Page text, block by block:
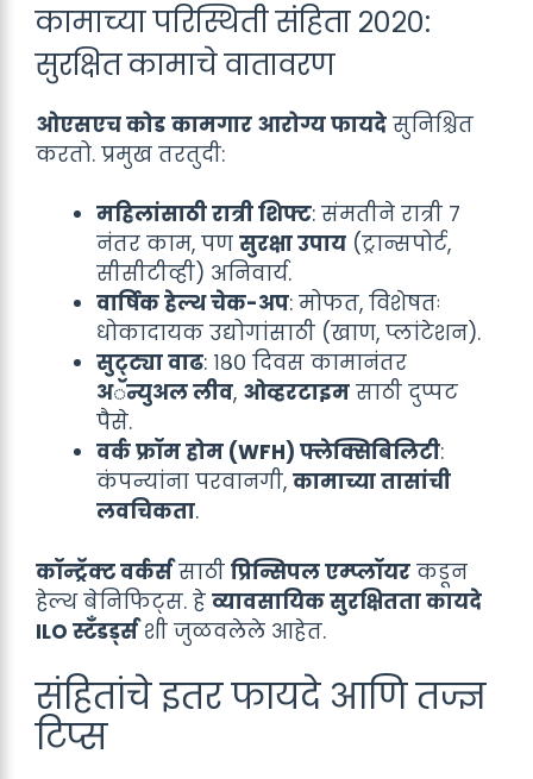
कामाच्या परिस्थिती संहिता २०२०:
सुरक्षित कामाचे वातावरण
ओएसएच कोड कामगार आरोग्य फायदे सुनिश्चित
करतो. प्रमुख तरतुदी:
महिलांसाठी रात्री शिफ्ट: संमतीने रात्री ७
नंतर काम, पण सुरक्षा उपाय (ट्रान्सपोर्ट,
सीसीटीव्ही) अनिवार्य.
वार्षिक हेल्थ चेक-अप: मोफत, विशेषतः
धोकादायक उद्योगांसाठी (खाण, प्लांटेशन).
सुट्ट्या वाढ: १८० दिवस कामानंतर
अॅन्युअल लीव, ओव्हरटाइम साठी दुप्पट
पैसे.
वर्क फ्रॉम होम (WFH) फ्लेक्सिबिलिटी:
कंपन्यांना परवानगी, कामाच्या तासांची
लवचिकता.
कॉन्ट्रॅक्ट वर्कर्ससाठी प्रिन्सिपल एम्प्लॉयर कडून
हेल्थ बेनिफिट्स. हे व्यावसायिक सुरक्षितता कायदे
ILO स्टँडर्ड्सशी जुळवलेले आहेत.
संहितांचे इतर फायदे आणि तज्ज्ञ
टिप्स